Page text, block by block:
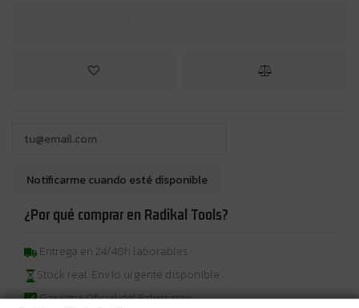
¿Por qué comprar en Radikal Tools?
Entrega en 24/48h laborables
Stock real. Envío urgente disponible
Garantia Oficial del Fabricante